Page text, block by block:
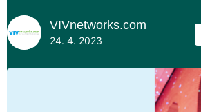
VIVnetworks.com
24. 4. 2023